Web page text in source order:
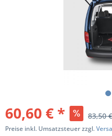
60,60 € * 83,50
Preise inkl. Umsatzsteuer zzgl.